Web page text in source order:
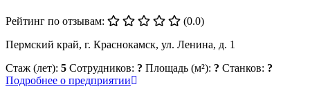
Рейтинг по отзывам:
(0.0)
Пермский край, г. Краснокамск, ул. Ленина, д. 1
Стаж (лет): 5 Сотрудников: ? Площадь (м²): ? Станков: ?
Подробнее о предприятии